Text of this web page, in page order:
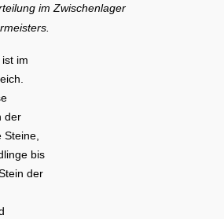
im Zwischenlager
im
der
bis
der